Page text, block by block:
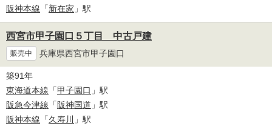
阪神本線 「新在家 」駅
西宮市甲子園口５丁目 中古戸建
販売中 兵庫県西宮市甲子園口
築91年
東海道本線 「甲子園口 」駅
阪急今津線 「 阪神国道 」駅
阪神本線 「久寿川 」駅